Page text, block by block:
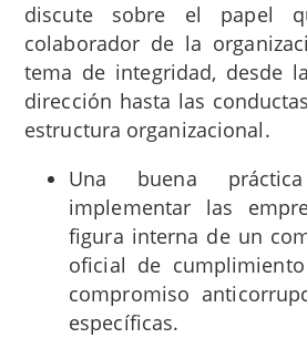
discute sobre el papel
colaborador de la
tema de integridad, desde
dirección hasta las
estructura organizacional.
Una buena
implementar las
figura interna de un
oficial de
compromiso
específicas.